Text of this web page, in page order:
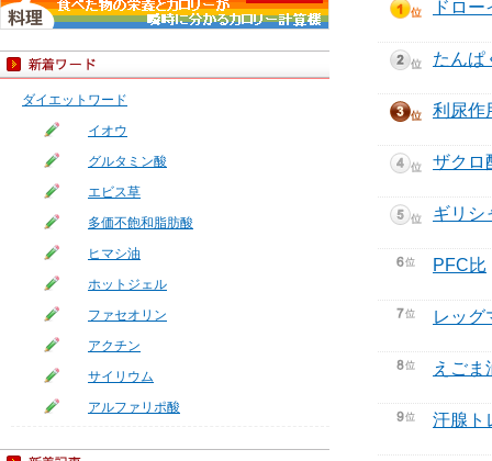
ダイエットワード
イオウ
グルタミン酸
エビス草
多価不飽和脂肪酸
ヒマシ油
ホットジェル
ファセオリン
アクチン
サイリウム
アルファリポ酸
ドロー
たんぱ
利尿作
ザクロ
ギリシ
PFC比
レッグ
えごま
汗腺ト